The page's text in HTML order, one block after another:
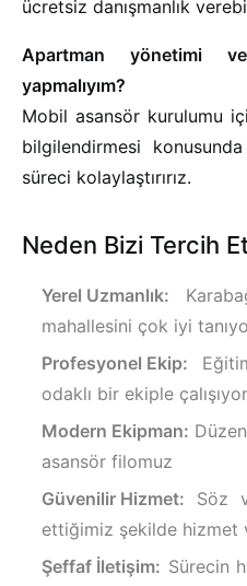
ücretsiz danışmanlık
Apartman yönetimi
yapmalıyım?
Mobil asansör kurulumu
bilgilendirmesi
süreci kolaylaştırırız.
Neden Bizi Tercih
Yerel Uzmanlık:
mahallesini çok iyi
Profesyonel Ekip:
odaklı bir ekiple
Modern Ekipman:
asansör filomuz
Güvenilir Hizmet: Söz
ettiğimiz şekilde hizmet
Şeffaf İletişim: Sürecin